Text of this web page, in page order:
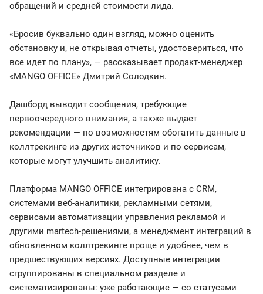
обращений и средней стоимости лида.
«Бросив буквально один взгляд, можно оценить
обстановку и, не открывая отчеты, удостовериться, что
все идет по плану», — рассказывает продакт-менеджер
«MANGO OFFICE» Дмитрий Солодкин.
Дашборд выводит сообщения, требующие
первоочередного внимания, а также выдает
рекомендации — по возможностям обогатить данные в
коллтрекинге из других источников и по сервисам,
которые могут улучшить аналитику.
Платформа MANGO OFFICE интегрирована с CRM,
системами веб-аналитики, рекламными сетями,
сервисами автоматизации управления рекламой и
другими martech-решениями, а менеджмент интеграций в
обновленном коллтрекинге проще и удобнее, чем в
предшествующих версиях. Доступные интеграции
сгруппированы в специальном разделе и
систематизированы: уже работающие — со статусами